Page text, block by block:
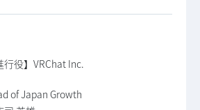
行役】VRChat Inc.
of Japan Growth